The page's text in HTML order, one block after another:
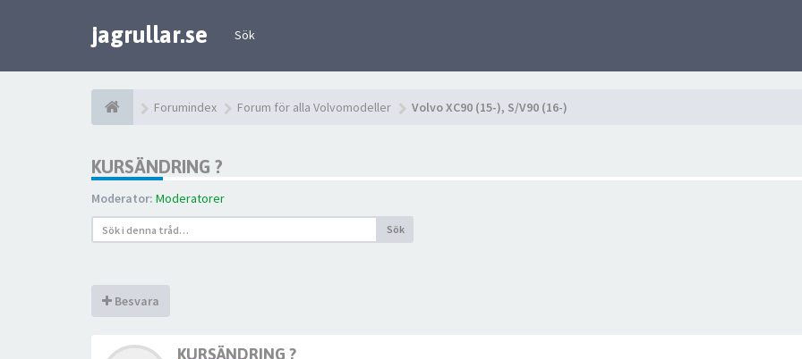
jagrullar.se Sök
Forumindex Forum för alla Volvomodeller Volvo XC90 (15-), S/V90 (16-)
KURSÄNDRING ?
Moderator: Moderatorer
Sök
Besvara
KURSÄNDRING ?